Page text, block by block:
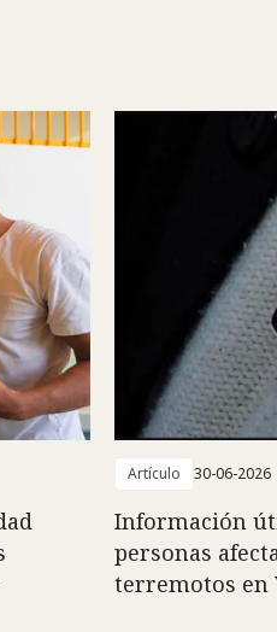
Artículo 30-06-2026
Información
personas
terremotos en